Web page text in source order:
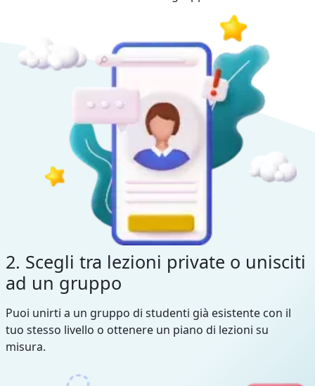
2. Scegli tra lezioni private o unisciti
ad un gruppo
Puoi unirti a un gruppo di studenti già esistente con il
tuo stesso livello o ottenere un piano di lezioni su
misura.